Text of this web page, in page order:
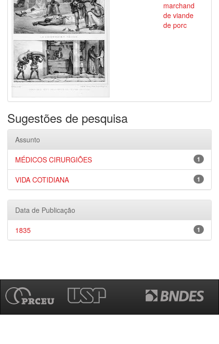
marchand
de viande
de porc
Sugestões de pesquisa
Assunto
1
MÉDICOS CIRURGIÕES
1
VIDA COTIDIANA
Data de Publicação
1
1835